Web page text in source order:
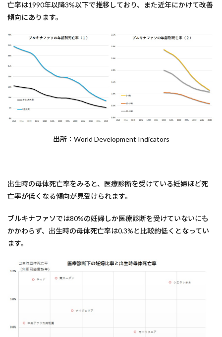
亡率は1990年以降3%以下で推移しており、また近年にかけて改善
傾向にあります。
出所：World Development Indicators
出生時の母体死亡率をみると、医療診断を受けている妊婦ほど死
亡率が低くなる傾向が見受けられます。
ブルキナファソでは80%の妊婦しか医療診断を受けていないにも
かかわらず、出生時の母体死亡率は0.3%と比較的低くとなってい
ます。